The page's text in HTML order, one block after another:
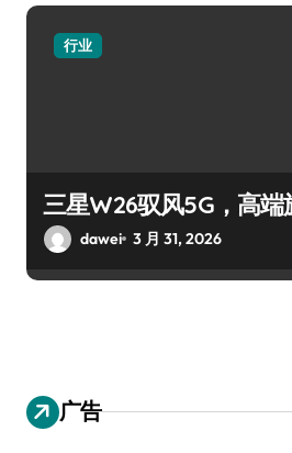
行业
三星W26驭风5G，高
dawei 3 月 31, 2026
广告